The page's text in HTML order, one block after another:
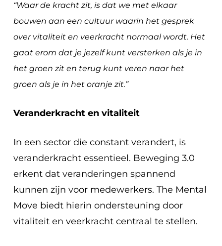
“Waar de kracht zit, is dat we met elkaar
bouwen aan een cultuur waarin het gesprek
over vitaliteit en veerkracht normaal wordt. Het
gaat erom dat je jezelf kunt versterken als je in
het groen zit en terug kunt veren naar het
groen als je in het oranje zit.”
Veranderkracht en vitaliteit
In een sector die constant verandert, is
veranderkracht essentieel. Beweging 3.0
erkent dat veranderingen spannend
kunnen zijn voor medewerkers. The Mental
Move biedt hierin ondersteuning door
vitaliteit en veerkracht centraal te stellen.